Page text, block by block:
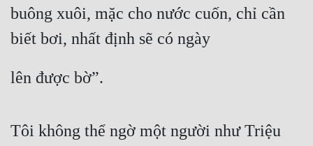
buông xuôi, mặc cho nước cuốn, chỉ cần
biết bơi, nhất định sẽ có ngày
lên được bờ”.
Tôi không thể ngờ một người như Triệu